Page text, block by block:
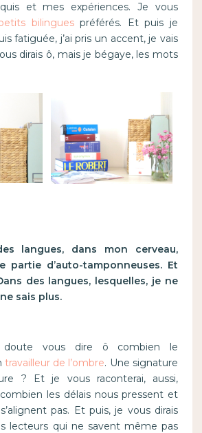
et mes expériences. Je vous
bilinguespréférés. Et puis je
fatiguée, j’ai pris un accent, je vais
dirais ô, mais je bégaye, les mots
langues, dans mon cerveau,
partie d’auto-tamponneuses. Et
des langues, lesquelles, je ne
sais plus.
doute vous dire ô combien le
travailleur de l’ombre. Une signature
? Et je vous raconterai, aussi,
les délais nous pressent et
pas. Et puis, je vous dirais
lecteurs qui ne savent même pas